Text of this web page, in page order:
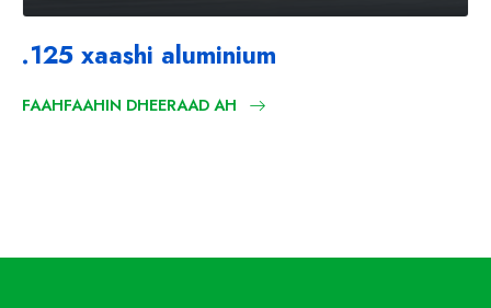
.125 xaashi aluminium
FAAHFAAHIN DHEERAAD AH